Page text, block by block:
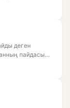
деген
пайдасы